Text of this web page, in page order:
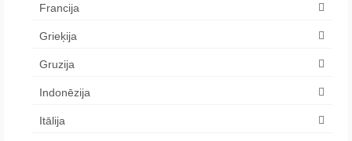
Francija
Grieķija
Gruzija
Indonēzija
Itālija